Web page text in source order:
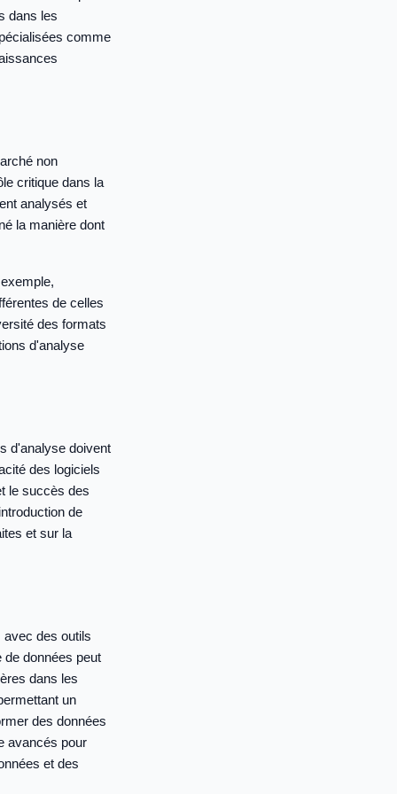
dans les
comme
non
critique dans la
analysés et
la manière dont
de celles
des formats
d'analyse
d'analyse doivent
des logiciels
le succès des
de
et sur la
des outils
données peut
dans les
un
des données
avancés pour
et des